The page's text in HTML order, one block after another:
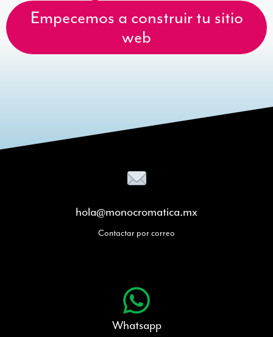
Empecemos a construir tu sitio
web
hola@monocromatica.mx
Contactar por correo
Whatsapp